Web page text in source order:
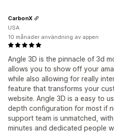
Angle 3D is the pinnacle of 3d
allows you to show off your
while also allowing for really
feature that transforms your
website. Angle 3D is a easy to
depth configuration for most if
support team is unmatched,
minutes and dedicated people
CarbonX
USA
10 månader användning av appen